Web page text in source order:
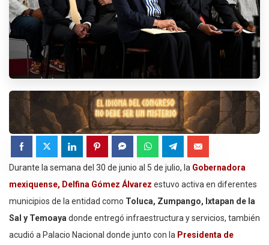
Durante la semana del 30 de junio al 5 de julio, la Gobernadora
mexiquense, Delfina Gómez Álvarez estuvo activa en diferentes
municipios de la entidad como Toluca, Zumpango, Ixtapan de la
Sal y Temoayadonde entregó infraestructura y servicios, también
acudió a Palacio Nacional donde junto con la Presidenta de